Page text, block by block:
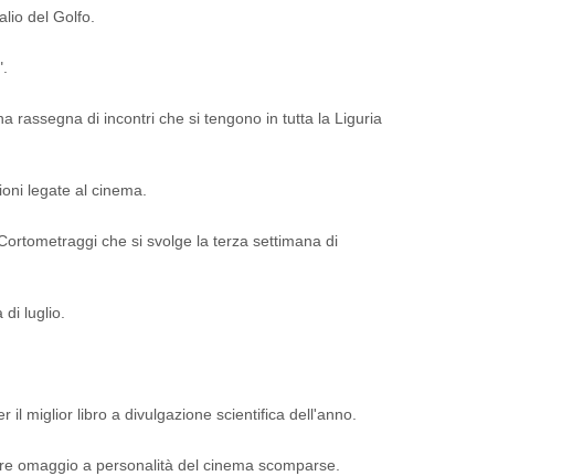
del Golfo.
rassegna di incontri che si tengono in tutta la Liguria
legate al cinema.
che si svolge la terza settimana di
luglio.
il miglior libro a divulgazione scientifica dell'anno.
omaggio a personalità del cinema scomparse.